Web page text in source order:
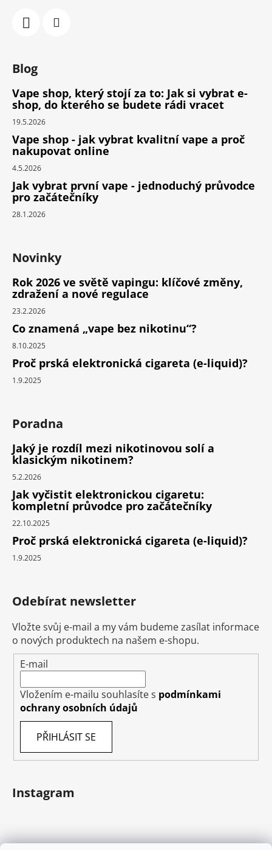
Blog
Vape shop, který stojí za to: Jak si vybrat e-
shop, do kterého se budete rádi vracet
19.5.2026
Vape shop - jak vybrat kvalitní vape a proč
nakupovat online
4.5.2026
Jak vybrat první vape - jednoduchý průvodce
pro začátečníky
28.1.2026
Novinky
Rok 2026 ve světě vapingu: klíčové změny,
zdražení a nové regulace
23.2.2026
Co znamená „vape bez nikotinu“?
8.10.2025
Proč prská elektronická cigareta (e-liquid)?
1.9.2025
Poradna
Jaký je rozdíl mezi nikotinovou solí a
klasickým nikotinem?
5.2.2026
Jak vyčistit elektronickou cigaretu:
kompletní průvodce pro začátečníky
22.10.2025
Proč prská elektronická cigareta (e-liquid)?
1.9.2025
Odebírat newsletter
Vložte svůj e-mail a my vám budeme zasílat informace
o nových produktech na našem e-shopu.
E-mail
Vložením e-mailu souhlasíte s podmínkami
ochrany osobních údajů
PŘIHLÁSIT SE
Instagram